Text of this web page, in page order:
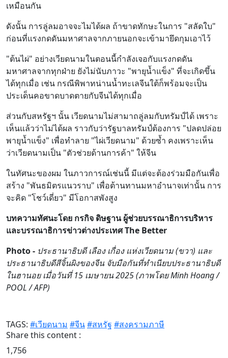
เหมือนกัน
ดังนั้น การลู่ลมอาจจะไมได้ผล ถ้าขาดทักษะในการ "สลัดใบ"
ก่อนที่แรงกดดันมหาศาลจากภายนอกจะเข้ามายึดกุมเอาไว้
"ต้นไผ่" อย่างเวียดนามในตอนนี้กำลังเจอกับแรงกดดัน
มหาศาลจากทุกฝ่าย ยังไม่นับภาวะ "พายุน้ำแข็ง" ที่จะเกิดขึ้น
ได้ทุกเมื่อ เช่น กรณีพิพาทน่านน้ำทะเลจีนใต้ก็พร้อมจะเป็น
ประเด็นคอขาดบาดตายกับจีนได้ทุกเมื่อ
ส่วนกับสหรัฐฯ นั้น เวียดนามไม่สามาถลู่ลมกับทรัมป์ได้ เพราะ
เห็นแล้วว่าไม่ได้ผล ราวกับว่ารัฐบาลทรัมป์ต้องการ "ปลดปล่อย
พายุน้ำแข็ง" เพื่อทำลาย "ไผ่เวียดนาม" ด้วยซ้ำ คงเพราะเห็น
ว่าเวียดนามเป็น "ตัวช่วยด้านการค้า" ให้จีน
ในทัศนะของผม ในภาวการณ์เช่นนี้ มีแต่จะต้องร่วมมือกันเพื่อ
สร้าง "พันธมิตรแนวราบ" เพื่อต้านทานมหาอำนาจเท่านั้น การ
จะคิด "โชว์เดี่ยว" มีโอกาสพังสูง
บทความทัศนะโดย กรกิจ ดิษฐาน ผู้ช่วยบรรณาธิการบริหาร
และบรรณาธิการข่าวต่างประเทศ The Better
Photo - ประธานาธิบดี เลือง เกื่อง แห่งเวียดนาม (ขวา) และ
ประธานาธิบดีสีจิ้นผิงของจีน จับมือกันที่ทำเนียบประธานาธิบดี
ในฮานอย เมื่อวันที่ 15 เมษายน 2025 (ภาพโดย Minh Hoang /
POOL / AFP)
TAGS: #เวียดนาม #จีน#สหรัฐ #สงครามภาษี
Share this content :
1,756